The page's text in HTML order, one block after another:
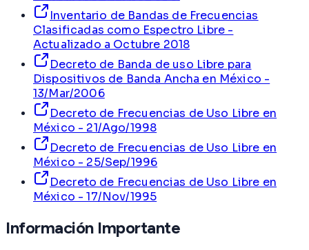
Inventario de Bandas de Frecuencias
Clasificadas como Espectro Libre -
Actualizado a Octubre 2018
Decreto de Banda de uso Libre para
Dispositivos de Banda Ancha en México -
13/Mar/2006
Decreto de Frecuencias de Uso Libre en
México - 21/Ago/1998
Decreto de Frecuencias de Uso Libre en
México - 25/Sep/1996
Decreto de Frecuencias de Uso Libre en
México - 17/Nov/1995
Información Importante